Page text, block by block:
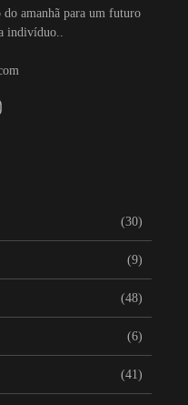
do amanhã para um futuro
indivíduo..
(30)
(9)
(48)
(6)
(41)